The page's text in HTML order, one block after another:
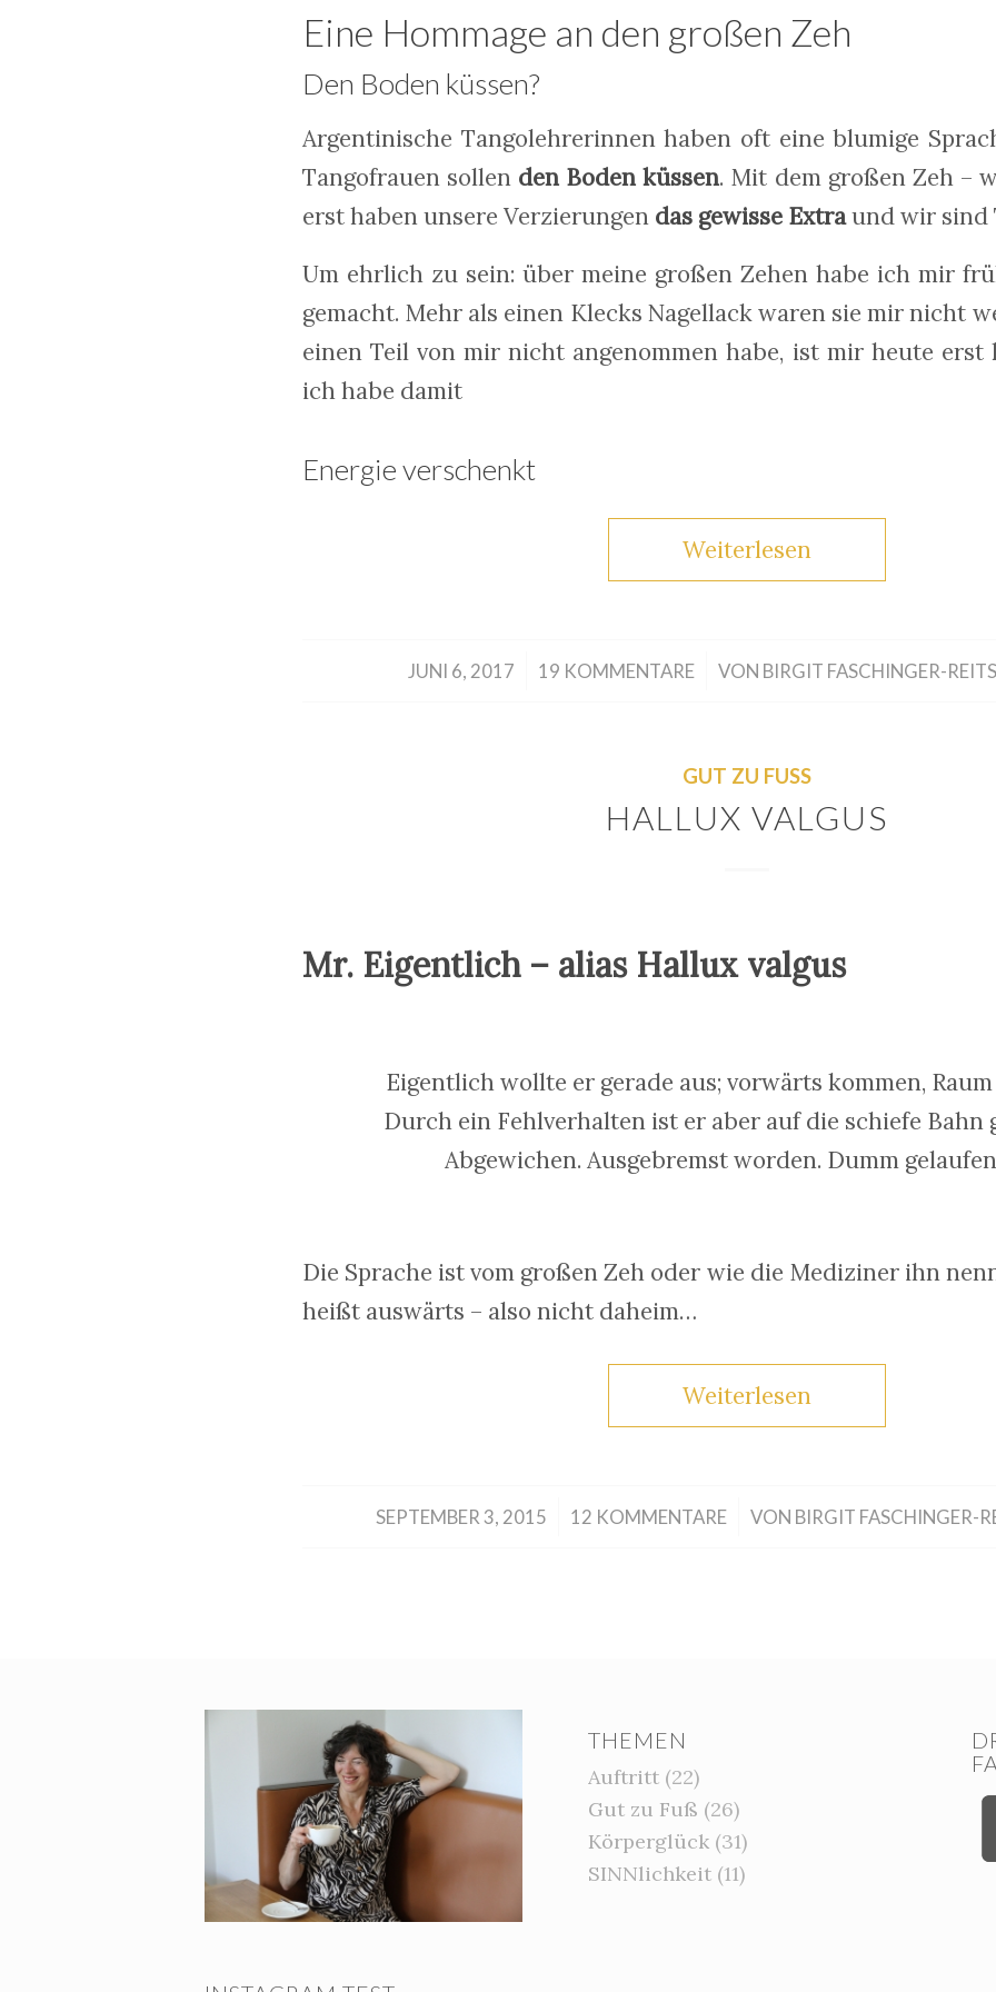
Eine Hommage an den großen Zeh
Den Boden küssen?
Argentinische Tangolehrerinnen haben oft eine blumige
Tangofrauen sollen den Boden küssen. Mit dem großen Zeh –
erst haben unsere Verzierungen das gewisse Extraund wir sind
Um ehrlich zu sein: über meine großen Zehen habe ich mir
gemacht. Mehr als einen Klecks Nagellack waren sie mir nicht
einen Teil von mir nicht angenommen habe, ist mir heute erst
ich habe damit
Energie verschenkt
Weiterlesen
JUNI 6, 2017
/ 19 KOMMENTARE
/ VON BIRGIT FASCHINGER-
GUT ZU FUSS
HALLUX VALGUS
Mr. Eigentlich – alias Hallux valgus
Eigentlich wollte er gerade aus; vorwärts kommen,
Durch ein Fehlverhalten ist er aber auf die schiefe Bahn
Abgewichen. Ausgebremst worden. Dumm
Die Sprache ist vom großen Zeh oder wie die Mediziner ihn
heißt auswärts – also nicht daheim…
Weiterlesen
SEPTEMBER 3, 2015
/ 12 KOMMENTARE
/ VON BIRGIT FASCHINGER-
THEMEN
Auftritt(22)
Gut zu Fuß (26)
Körperglück(31)
SINNlichkeit(11)